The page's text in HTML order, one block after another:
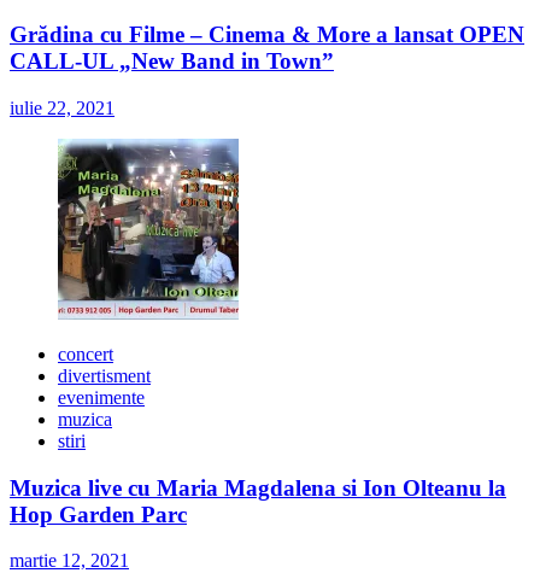
Grădina cu Filme – Cinema & More a lansat OPEN
CALL-UL „New Band in Town”
iulie 22, 2021
concert
divertisment
evenimente
muzica
stiri
Muzica live cu Maria Magdalena si Ion Olteanu la
Hop Garden Parc
martie 12, 2021